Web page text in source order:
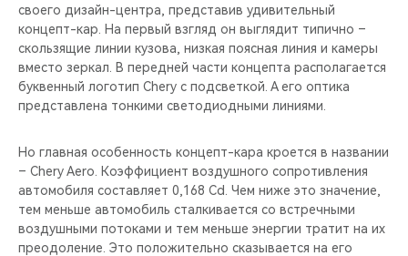
своего дизайн-центра, представив удивительный
концепт-кар. На первый взгляд он выглядит типично –
скользящие линии кузова, низкая поясная линия и камеры
вместо зеркал. В передней части концепта располагается
буквенный логотип Chery с подсветкой. А его оптика
представлена тонкими светодиодными линиями.
Но главная особенность концепт-кара кроется в названии
– Chery Aero. Коэффициент воздушного сопротивления
автомобиля составляет 0,168 Cd. Чем ниже это значение,
тем меньше автомобиль сталкивается со встречными
воздушными потоками и тем меньше энергии тратит на их
преодоление. Это положительно сказывается на его